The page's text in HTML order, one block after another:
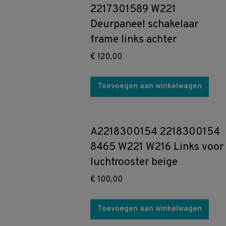
2217301589 W221
Deurpaneel schakelaar
frame links achter
€ 120,00
Toevoegen aan winkelwagen
A2218300154 2218300154
8465 W221 W216 Links voor
luchtrooster beige
€ 100,00
Toevoegen aan winkelwagen